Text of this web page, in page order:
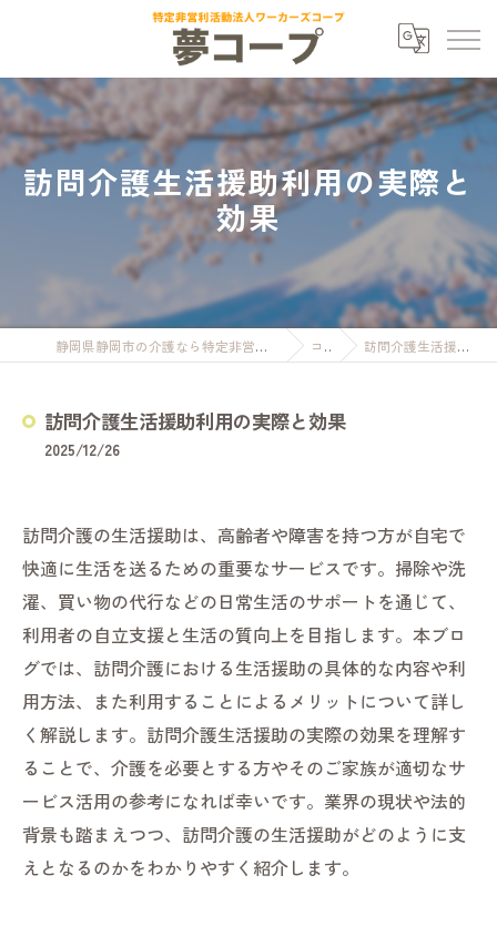
訪問介護生活援助利用の実際と
効果
静岡県静岡市の介護なら特定非営利活動法人ワーカーズコープ夢コープ コラム 訪問介護生活援助利用の実際と効果
訪問介護生活援助利用の実際と効果
2025/12/26
訪問介護の生活援助は、高齢者や障害を持つ方が自宅で
快適に生活を送るための重要なサービスです。掃除や洗
濯、買い物の代行などの日常生活のサポートを通じて、
利用者の自立支援と生活の質向上を目指します。本ブロ
グでは、訪問介護における生活援助の具体的な内容や利
用方法、また利用することによるメリットについて詳し
く解説します。訪問介護生活援助の実際の効果を理解す
ることで、介護を必要とする方やそのご家族が適切なサ
ービス活用の参考になれば幸いです。業界の現状や法的
背景も踏まえつつ、訪問介護の生活援助がどのように支
えとなるのかをわかりやすく紹介します。